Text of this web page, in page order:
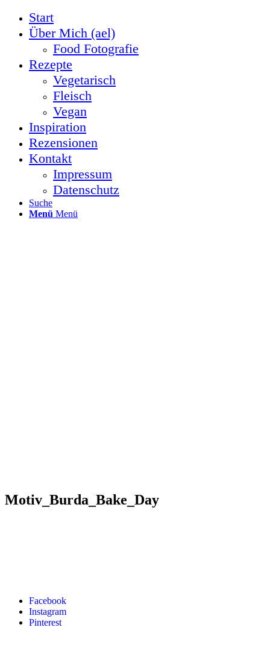
Start
Über Mich (ael)
Food Fotografie
Rezepte
Vegetarisch
Fleisch
Vegan
Inspiration
Rezensionen
Kontakt
Impressum
Datenschutz
Suche
Menü Menü
Facebook
Instagram
Pinterest
Motiv_Burda_Bake_Day